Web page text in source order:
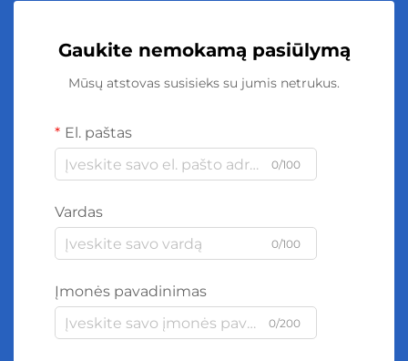
Gaukite nemokamą pasiūlymą
Mūsų atstovas susisieks su jumis netrukus.
El. paštas
0/100
Vardas
0/100
Įmonės pavadinimas
0/200